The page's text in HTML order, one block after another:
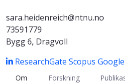
sara.heidenreich@ntnu.no
73591779
Bygg 6, Dragvoll
ResearchGate Scopus
Om Forskning